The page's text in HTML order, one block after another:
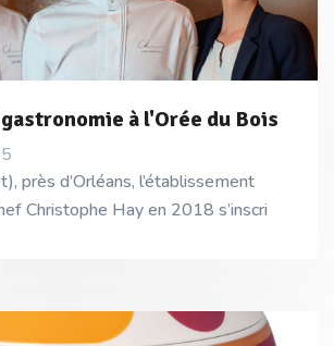
à l'Orée du Bois
près d’Orléans, l’établissement
Christophe Hay en 2018 s’inscri